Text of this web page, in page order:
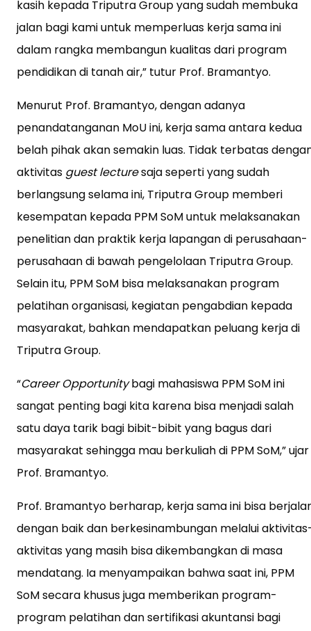
kasih kepada Triputra Group yang sudah membuka
jalan bagi kami untuk memperluas kerja sama ini
dalam rangka membangun kualitas dari program
pendidikan di tanah air,” tutur Prof. Bramantyo.
Menurut Prof. Bramantyo, dengan adanya
penandatanganan MoU ini, kerja sama antara kedua
belah pihak akan semakin luas. Tidak terbatas
aktivitas guest lecturesaja seperti yang sudah
berlangsung selama ini, Triputra Group memberi
kesempatan kepada PPM SoM untuk melaksanakan
penelitian dan praktik kerja lapangan di perusahaan-
perusahaan di bawah pengelolaan Triputra Group.
Selain itu, PPM SoM bisa melaksanakan program
pelatihan organisasi, kegiatan pengabdian kepada
masyarakat, bahkan mendapatkan peluang kerja di
Triputra Group.
“Career Opportunitybagi mahasiswa PPM SoM ini
sangat penting bagi kita karena bisa menjadi salah
satu daya tarik bagi bibit-bibit yang bagus dari
masyarakat sehingga mau berkuliah di PPM SoM,” ujar
Prof. Bramantyo.
Prof. Bramantyo berharap, kerja sama ini bisa
dengan baik dan berkesinambungan melalui
aktivitas yang masih bisa dikembangkan di masa
mendatang. Ia menyampaikan bahwa saat ini, PPM
SoM secara khusus juga memberikan program-
program pelatihan dan sertifikasi akuntansi bagi